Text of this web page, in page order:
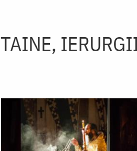
TAINE,